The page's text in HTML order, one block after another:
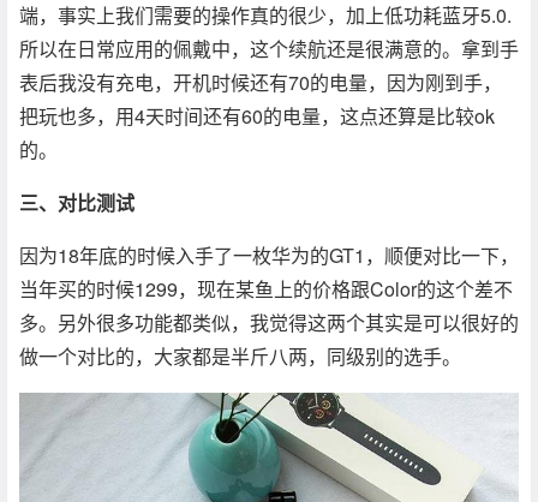
端，事实上我们需要的操作真的很少，加上低功耗蓝牙5.0.
所以在日常应用的佩戴中，这个续航还是很满意的。拿到手
表后我没有充电，开机时候还有70的电量，因为刚到手，
把玩也多，用4天时间还有60的电量，这点还算是比较ok
的。
三、对比测试
因为18年底的时候入手了一枚华为的GT1，顺便对比一下，
当年买的时候1299，现在某鱼上的价格跟Color的这个差不
多。另外很多功能都类似，我觉得这两个其实是可以很好的
做一个对比的，大家都是半斤八两，同级别的选手。